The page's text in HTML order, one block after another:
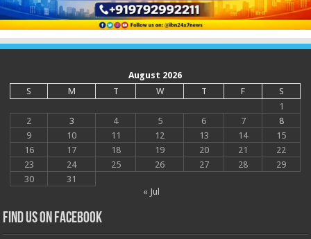
August 2026
S
M T W T F
S
1
2
3 4 5 6 7
8
9
10 11 12 13 14
15
16
17 18 19 20 21
22
23
24 25 26 27 28
29
30
31
« Jul
Find us on Facebook